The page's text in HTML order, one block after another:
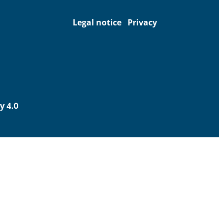
Legal notice Privacy
4.0